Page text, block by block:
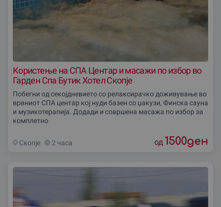
Користење на СПА Центар и масажи по избор во
Гарден Спа Бутик Хотел Скопје
Побегни од секојдневието со релаксирачко доживување во
врвниот СПА центар кој нуди базен со џакузи, Финска сауна
и музикотерапија. Додади и совршена масажа по избор за
комплетно
Скопjе 2 часа од 1500ден